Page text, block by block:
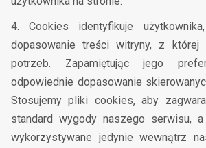
4. Cookies identyfikuje
dopasowanie treści witryny, z której
potrzeb. Zapamiętując jego
odpowiednie dopasowanie
Stosujemy pliki cookies, aby
standard wygody naszego serwisu,
wykorzystywane jedynie wewnątrz